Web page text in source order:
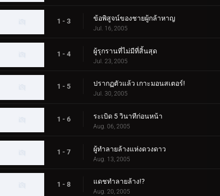
1 - 3 ข้อพิสูจน์ของชายผู้กล้าหาญ
Jul. 16, 2005
1 - 4 ผู้รุกรานที่ไม่มีที่สิ้นสุด
Jul. 23, 2005
1 - 5 ปรากฏตัวแล้ว เกาะมอนสเตอร์!
Jul. 30, 2005
1 - 6 ระเบิด 5 วินาทีก่อนหน้า
Aug. 06, 2005
1 - 7 ผู้ทำลายล้างแห่งดวงดาว
Aug. 13, 2005
1 - 8 แดชทำลายล้าง!?
Aug. 20, 2005